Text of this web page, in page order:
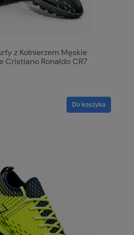
z Kołnierzem Męskie
Cristiano Ronaldo CR7
Do koszyka